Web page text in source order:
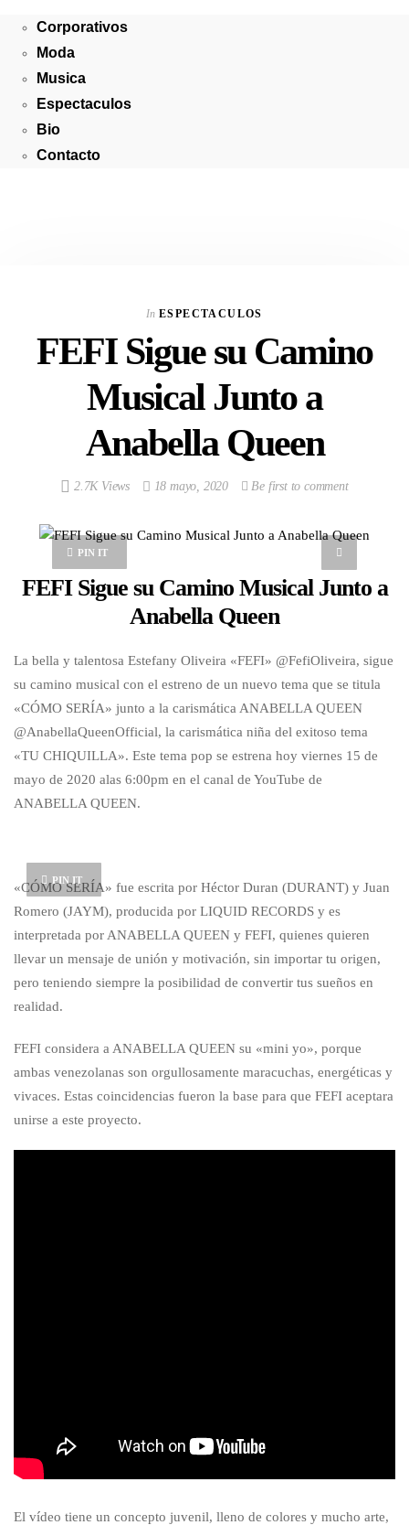
Corporativos
Moda
Musica
Espectaculos
Bio
Contacto
In ESPECTACULOS
FEFI Sigue su Camino
Musical Junto a
Anabella Queen
2.7K Views 18 mayo, 2020 Be first to comment
PIN IT
FEFI Sigue su Camino Musical Junto a
Anabella Queen
La bella y talentosa Estefany Oliveira «FEFI» @FefiOliveira, sigue
su camino musical con el estreno de un nuevo tema que se titula
«CÓMO SERÍA» junto a la carismática ANABELLA QUEEN
@AnabellaQueenOfficial, la carismática niña del exitoso tema
«TU CHIQUILLA». Este tema pop se estrena hoy viernes 15 de
mayo de 2020 alas 6:00pm en el canal de YouTube de
ANABELLA QUEEN.
PIN IT
«CÓMO SERÍA» fue escrita por Héctor Duran (DURANT) y Juan
Romero (JAYM), producida por LIQUID RECORDS y es
interpretada por ANABELLA QUEEN y FEFI, quienes quieren
llevar un mensaje de unión y motivación, sin importar tu origen,
pero teniendo siempre la posibilidad de convertir tus sueños en
realidad.
FEFI considera a ANABELLA QUEEN su «mini yo», porque
ambas venezolanas son orgullosamente maracuchas, energéticas y
vivaces. Estas coincidencias fueron la base para que FEFI aceptara
unirse a este proyecto.
El vídeo tiene un concepto juvenil, lleno de colores y mucho arte,